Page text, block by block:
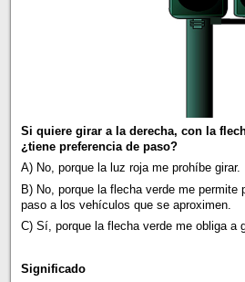
Si quiere girar a la derecha, con la
¿tiene preferencia de paso?
A) No, porque la luz roja me prohíbe girar.
B) No, porque la flecha verde me permite
paso a los vehículos que se aproximen.
C) Sí, porque la flecha verde me obliga a
Significado